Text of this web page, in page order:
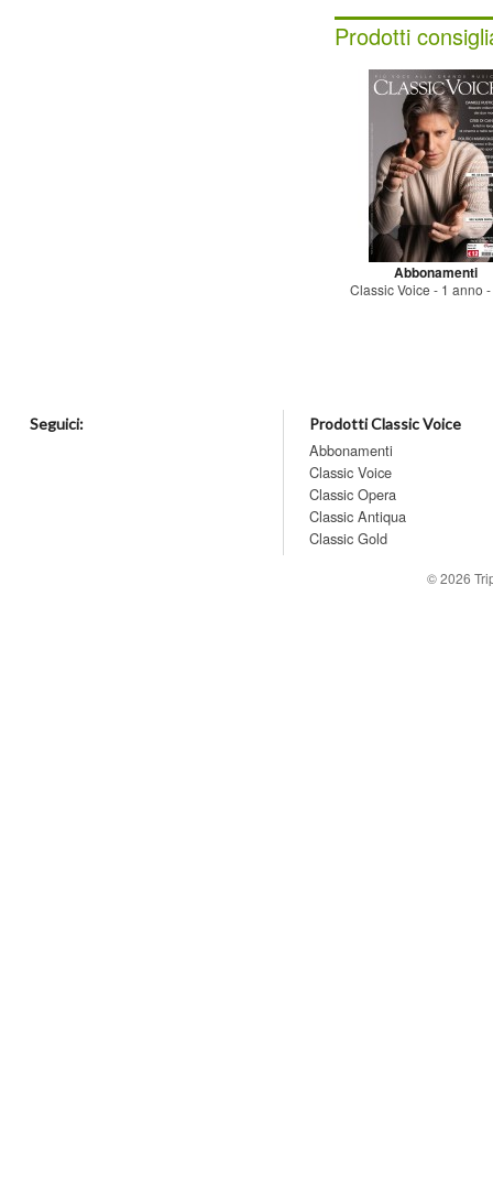
Prodotti
Abbonamenti
Classic Voice - 1 anno
Seguici: Prodotti Classic Voice
Abbonamenti
Classic Voice
Classic Opera
Classic Antiqua
Classic Gold
© 2026